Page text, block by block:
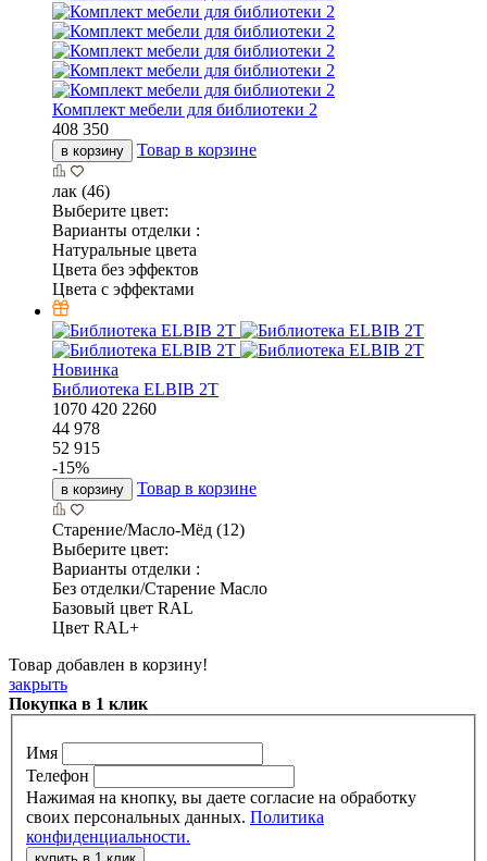
Комплект мебели для библиотеки 2
408 350
в корзину Товар в корзине
лак (46)
Выберите цвет:
Варианты отделки :
Натуральные цвета
Цвета без эффектов
Цвета с эффектами
Новинка
Библиотека ELBIB 2T
1070 420 2260
44 978
52 915
-15%
в корзину Товар в корзине
Старение/Масло-Мёд (12)
Выберите цвет:
Варианты отделки :
Без отделки/Старение Масло
Базовый цвет RAL
Цвет RAL+
Товар добавлен в корзину!
закрыть
Покупка в 1 клик
Имя
Телефон
Нажимая на кнопку, вы даете согласие на обработку
своих персональных данных. Политика
конфиденциальности.